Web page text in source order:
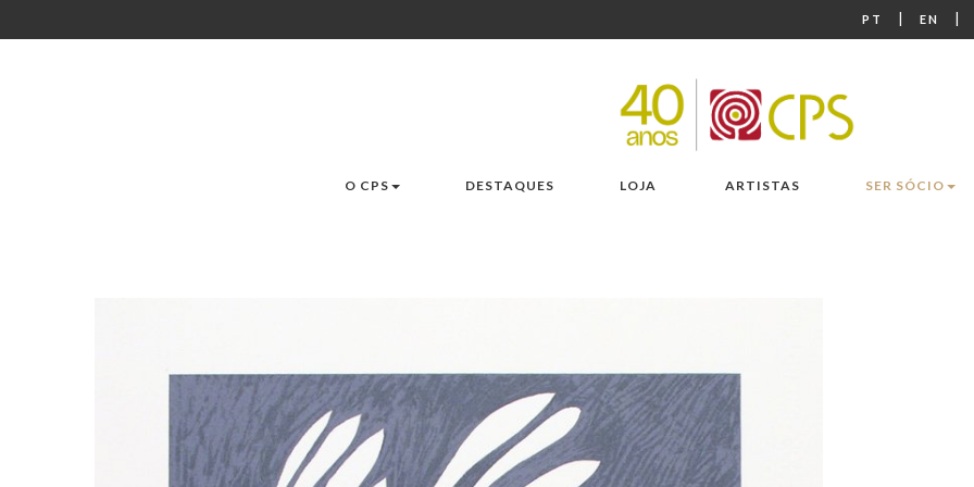
PT | EN |
O CPS DESTAQUES LOJA ARTISTAS SER SÓCIO